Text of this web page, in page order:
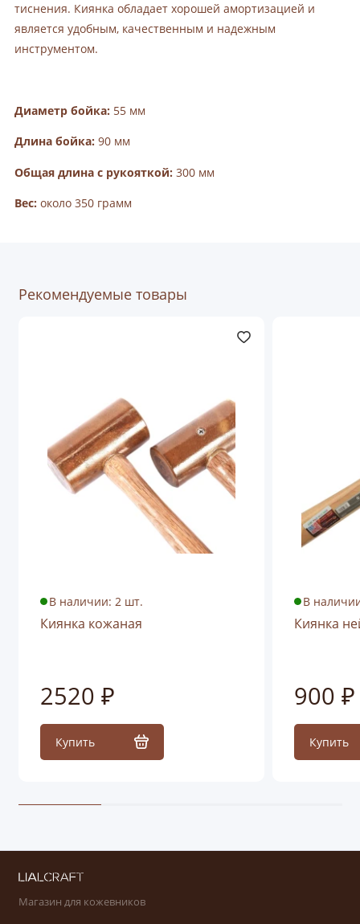
тиснения. Киянка обладает хорошей амортизацией и
является удобным, качественным и надежным
инструментом.
Диаметр бойка: 55 мм
Длина бойка: 90 мм
Общая длина с рукояткой: 300 мм
Вес: около 350 грамм
Рекомендуемые товары
В наличии: 2 шт.
Киянка кожаная
2520 ₽
Купить
В
Киянка
900 ₽
Купить
Магазин для кожевников